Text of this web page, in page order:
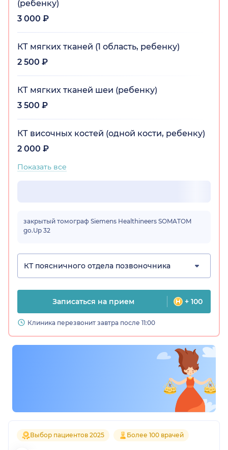
(ребенку)
3 000 ₽
КТ мягких тканей (1 область, ребенку)
2 500 ₽
КТ мягких тканей шеи (ребенку)
3 500 ₽
КТ височных костей (одной кости, ребенку)
2 000 ₽
Показать все
закрытый томограф Siemens Healthineers SOMATOM
go.Up 32
КТ поясничного отдела позвоночника
Записаться на прием + 100
Клиника перезвонит завтра после 11:00
Выбор пациентов 2025 Более 100 врачей